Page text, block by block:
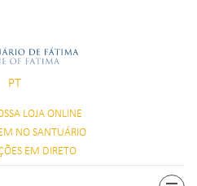
PT
LOJA ONLINE
NO SANTUÁRIO
EM DIRETO